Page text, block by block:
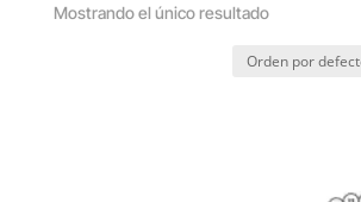
Mostrando el único resultado